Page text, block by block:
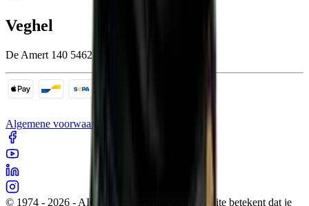
Veghel
De Amert 140 5462 GH Veghel
Algemene voorwaarden
© 1974 - 2026 - AIC Visser. Gebruik van deze site betekent dat je